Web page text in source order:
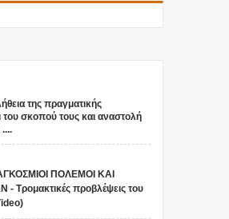
της πραγματικής
του σκοπού τους και αναστολή
....
ΠΟΛΕΜΟΙ ΚΑΙ
προβλέψεις του